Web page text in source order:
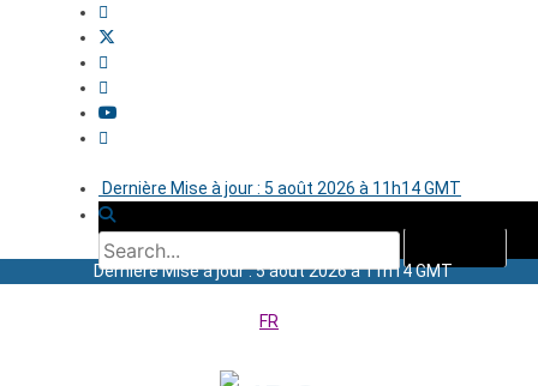
Dernière Mise à jour : 5 août 2026 à 11h14 GMT
Dernière Mise à jour : 5 août 2026 à 11h14 GMT
FR